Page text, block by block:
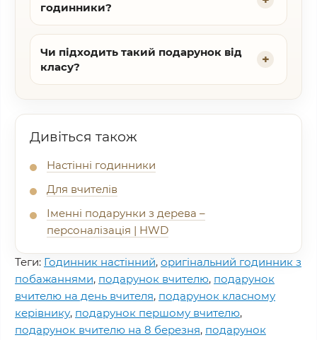
годинники?
Чи підходить такий подарунок від
класу?
Дивіться також
Настінні годинники
Для вчителів
Іменні подарунки з дерева –
персоналізація | HWD
Теги: Годинник настінний, оригінальний годинник з
побажаннями, подарунок вчителю, подарунок
вчителю на день вчителя, подарунок класному
керівнику, подарунок першому вчителю,
подарунок вчителю на 8 березня, подарунок